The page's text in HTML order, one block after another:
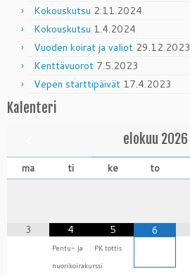
Kokouskutsu 2.11.2024
Kokouskutsu 1.4.2024
Vuoden koirat ja valiot 29.12.2023
Kenttävuorot 7.5.2023
Vepen starttipäivät 17.4.2023
Kalenteri
elokuu 2026
ma ti ke to
3 4
Pentu- ja
nuorikoirakurssi
5
PK tottis
6